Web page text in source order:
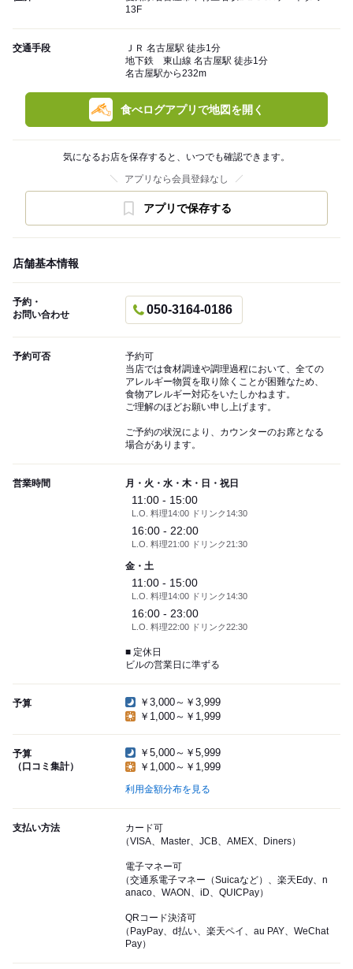
13F
交通手段
ＪＲ 名古屋駅 徒歩1分
地下鉄 東山線 名古屋駅 徒歩1分
名古屋駅から232m
食べログアプリで地図を開く
気になるお店を保存すると、いつでも確認できます。
アプリなら会員登録なし
アプリで保存する
店舗基本情報
予約・
お問い合わせ
050-3164-0186
予約可否
予約可
当店では食材調達や調理過程において、全ての
アレルギー物質を取り除くことが困難なため、
食物アレルギー対応をいたしかねます。
ご理解のほどお願い申し上げます。
ご予約の状況により、カウンターのお席となる
場合があります。
営業時間 月・火・水・木・日・祝日
11:00 - 15:00
L.O. 料理14:00 ドリンク14:30
16:00 - 22:00
L.O. 料理21:00 ドリンク21:30
金・土
11:00 - 15:00
L.O. 料理14:00 ドリンク14:30
16:00 - 23:00
L.O. 料理22:00 ドリンク22:30
■ 定休日
ビルの営業日に準ずる
予算
￥3,000～￥3,999
￥1,000～￥1,999
予算
（口コミ集計）
￥5,000～￥5,999
￥1,000～￥1,999
利用金額分布を見る
支払い方法
カード可
（VISA、Master、JCB、AMEX、Diners）
電子マネー可
（交通系電子マネー（Suicaなど）、楽天Edy、n
anaco、WAON、iD、QUICPay）
QRコード決済可
（PayPay、d払い、楽天ペイ、au PAY、WeChat
Pay）